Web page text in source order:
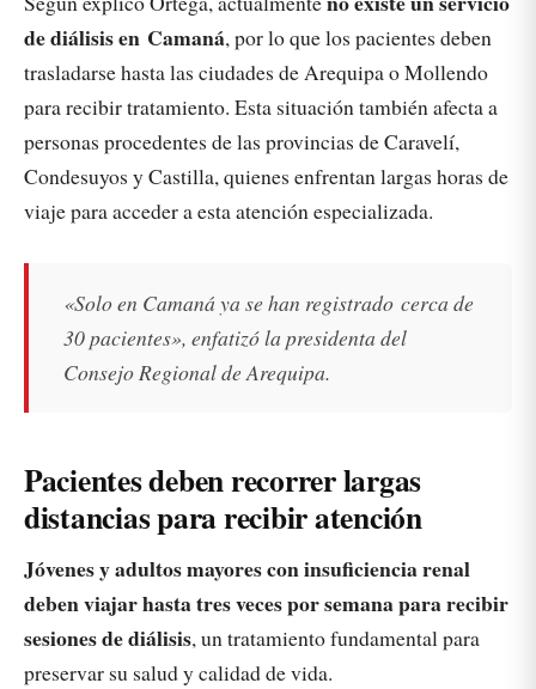
de diálisis en Camaná, por lo que los pacientes deben
trasladarse hasta las ciudades de Arequipa o Mollendo
para recibir tratamiento. Esta situación también afecta a
personas procedentes de las provincias de Caravelí,
Condesuyos y Castilla, quienes enfrentan largas horas de
viaje para acceder a esta atención especializada.
«Solo en Camaná ya se han registrado cerca de
30 pacientes», enfatizó la presidenta del
Consejo Regional de Arequipa.
Pacientes deben recorrer largas
distancias para recibir atención
Jóvenes y adultos mayores con insuficiencia renal
deben viajar hasta tres veces por semana para recibir
sesiones de diálisis, un tratamiento fundamental para
preservar su salud y calidad de vida.